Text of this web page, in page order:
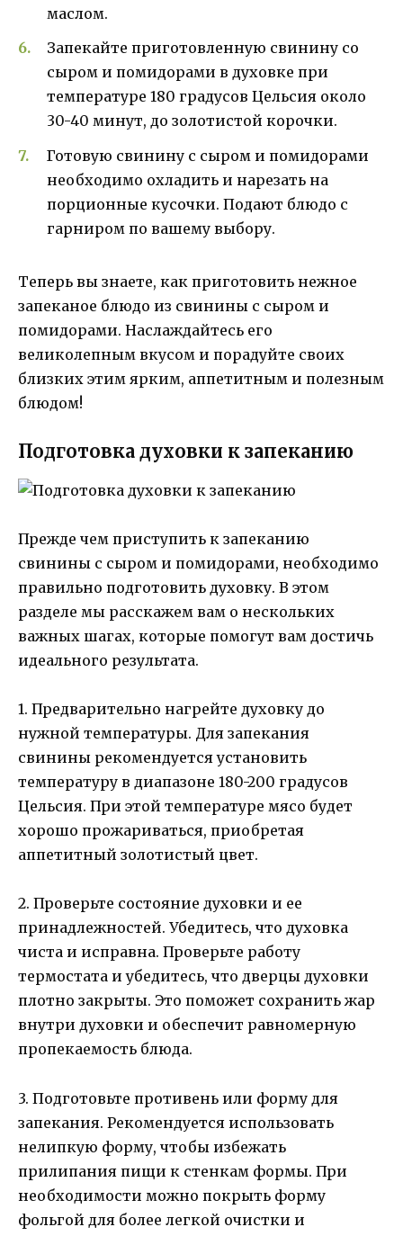
маслом.
Запекайте приготовленную свинину со
сыром и помидорами в духовке при
температуре 180 градусов Цельсия около
30-40 минут, до золотистой корочки.
Готовую свинину с сыром и помидорами
необходимо охладить и нарезать на
порционные кусочки. Подают блюдо с
гарниром по вашему выбору.
Теперь вы знаете, как приготовить нежное
запеканое блюдо из свинины с сыром и
помидорами. Наслаждайтесь его
великолепным вкусом и порадуйте своих
близких этим ярким, аппетитным и полезным
блюдом!
Подготовка духовки к запеканию
Прежде чем приступить к запеканию
свинины с сыром и помидорами, необходимо
правильно подготовить духовку. В этом
разделе мы расскажем вам о нескольких
важных шагах, которые помогут вам достичь
идеального результата.
1. Предварительно нагрейте духовку до
нужной температуры. Для запекания
свинины рекомендуется установить
температуру в диапазоне 180-200 градусов
Цельсия. При этой температуре мясо будет
хорошо прожариваться, приобретая
аппетитный золотистый цвет.
2. Проверьте состояние духовки и ее
принадлежностей. Убедитесь, что духовка
чиста и исправна. Проверьте работу
термостата и убедитесь, что дверцы духовки
плотно закрыты. Это поможет сохранить жар
внутри духовки и обеспечит равномерную
пропекаемость блюда.
3. Подготовьте противень или форму для
запекания. Рекомендуется использовать
нелипкую форму, чтобы избежать
прилипания пищи к стенкам формы. При
необходимости можно покрыть форму
фольгой для более легкой очистки и